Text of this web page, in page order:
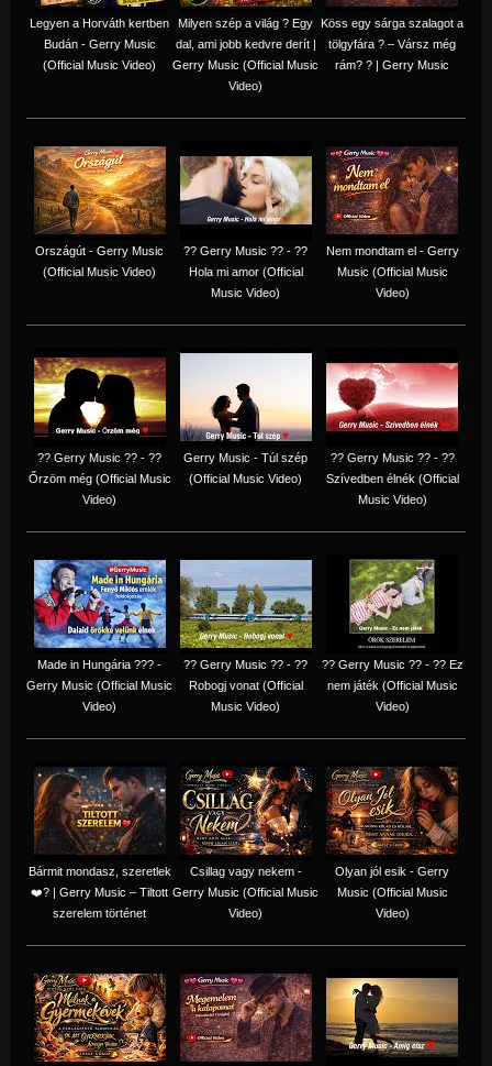
Legyen a Horváth kertben
Budán - Gerry Music
(Official Music Video)
Milyen szép a világ ? Egy
dal, ami jobb kedvre derít |
Gerry Music (Official Music
Video)
Köss egy sárga szalagot a
tölgyfára ?️ – Vársz még
rám? ? | Gerry Music
Országút - Gerry Music
(Official Music Video)
?? Gerry Music ?? - ??
Hola mi amor (Official
Music Video)
Nem mondtam el - Gerry
Music (Official Music
Video)
?? Gerry Music ?? - ??
Őrzöm még (Official Music
Video)
Gerry Music - Túl szép
(Official Music Video)
?? Gerry Music ?? - ??
Szívedben élnék (Official
Music Video)
Made in Hungária ??? -
Gerry Music (Official Music
Video)
?? Gerry Music ?? - ??
Robogj vonat (Official
Music Video)
?? Gerry Music ?? - ?? Ez
nem játék (Official Music
Video)
Bármit mondasz, szeretlek
❤️‍? | Gerry Music – Tiltott
szerelem történet
Csillag vagy nekem -
Gerry Music (Official Music
Video)
Olyan jól esik - Gerry
Music (Official Music
Video)